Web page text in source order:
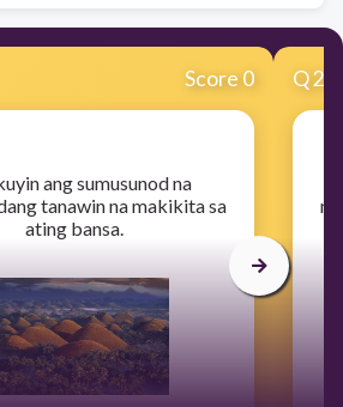
Score 0
ang sumusunod na
tanawin na makikita sa
ating bansa.
Q2